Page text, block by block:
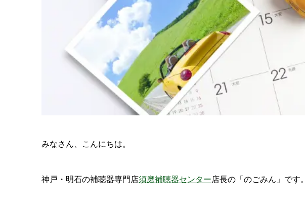
みなさん、こんにちは。
神戸・明石の補聴器専門店須磨補聴器センター店長の「のごみん」です。